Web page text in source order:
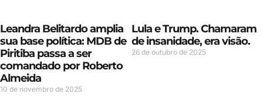
Leandra Belitardo amplia
sua base política: MDB de
Piritiba passa a ser
comandado por Roberto
Almeida
10 de novembro de 2025
Lula e Trump. Chamaram
de insanidade, era visão.
26 de outubro de 2025